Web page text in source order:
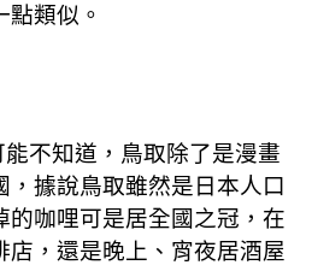
類似。
不知道，鳥取除了是漫畫
，據說鳥取雖然是日本人口
的咖哩可是居全國之冠，在
店，還是晚上、宵夜居酒屋